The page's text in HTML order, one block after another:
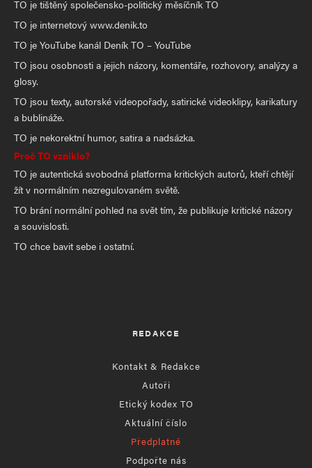
TO je tištěný společensko-politický měsíčník TO
TO je internetový www.denik.to
TO je YouTube kanál Deník TO – YouTube
TO jsou osobnosti a jejich názory, komentáře, rozhovory, analýzy a
glosy.
TO jsou texty, autorské videopořady, satirické videoklipy, karikatury
a bublináže.
TO je nekorektní humor, satira a nadsázka.
Proč TO vzniklo?
TO je autentická svobodná platforma kritických autorů, kteří chtějí
žít v normálním nezregulovaném světě.
TO brání normální pohled na svět tím, že publikuje kritické názory
a souvislosti.
TO chce bavit sebe i ostatní.
REDAKCE
Kontakt & Redakce
Autoři
Etický kodex TO
Aktuální číslo
Předplatné
Podpořte nás